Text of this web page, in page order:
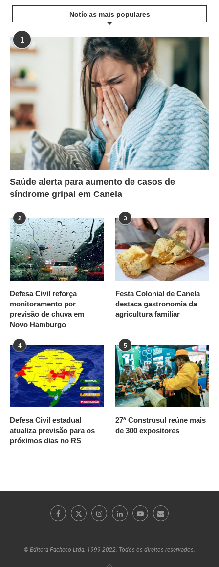
Notícias mais populares
1
Saúde alerta para aumento de casos de
síndrome gripal em Canela
2
Defesa Civil reforça
monitoramento por
previsão de chuva em
Novo Hamburgo
3
Festa Colonial de Canela
destaca gastronomia da
agricultura familiar
4
Defesa Civil estadual
atualiza previsão para os
próximos dias no RS
5
27ª Construsul reúne mais
de 300 expositores
© Editora Pacheco Ltda. 1999-2022. Todos os direitos reservados.